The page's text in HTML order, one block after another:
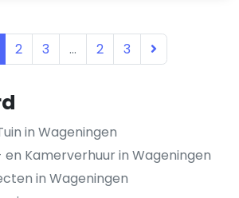
in Wageningen
Kamerverhuur in Wageningen
in Wageningen
2 3 ... 2 3